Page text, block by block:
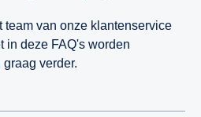
team van onze klantenservice
in deze FAQ's worden
verder.